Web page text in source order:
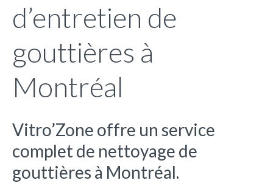
d’entretien de
gouttières à
Montréal
Vitro’Zone offre un service
complet de nettoyage de
gouttières à Montréal.